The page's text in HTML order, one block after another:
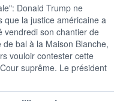
Donald Trump ne
que la justice américaine a
vendredi son chantier de
bal à la Maison Blanche,
vouloir contester cette
suprême. Le président